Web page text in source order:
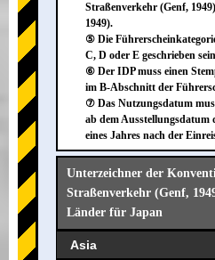
Straßenverkehr (Genf,
1949).
⑤ Die
C, D oder E geschrieben
⑥ Der IDP muss einen
im B-Abschnitt der
⑦ Das Nutzungsdatum
ab dem
eines Jahres nach der
Unterzeichner der
Straßenverkehr (Genf,
Länder für Japan
Asia